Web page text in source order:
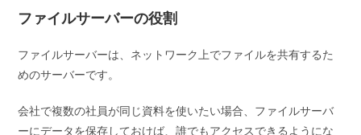
ファイルサーバーの役割
ファイルサーバーは、ネットワーク上でファイルを共有するた
めのサーバーです。
会社で複数の社員が同じ資料を使いたい場合、ファイルサーバ
ーにデータを保存しておけば、誰でもアクセスできるようにな